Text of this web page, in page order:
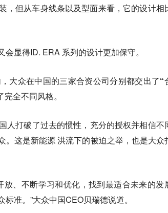
，但从车身线条以及型面来看，它的设计相
显得ID. ERA 系列的设计更加保守。
大众在中国的三家合资公司分别都交出了“
全不同风格。
人打破了过去的惯性，充分的授权并相信不
这是新能源 洪流下的被迫之举，也是大众
、不断学习和优化，找到最适合未来的发
准。”大众中国CEO贝瑞德说道。